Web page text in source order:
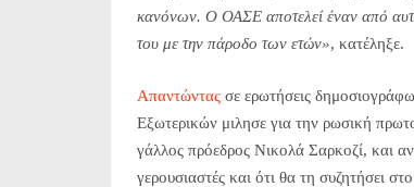
κανόνων. Ο ΟΑΣΕ αποτελεί έναν από
του με την πάροδο των ετών», κατέληξε.
Απαντώντας σε ερωτήσεις
Εξωτερικών μιλησε για την ρωσική
γάλλος πρόεδρος Νικολά Σαρκοζί, και
γερουσιαστές και ότι θα τη συζητήσει